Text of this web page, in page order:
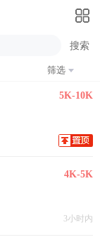
筛选
5K-10K
4K-5K
3小时内